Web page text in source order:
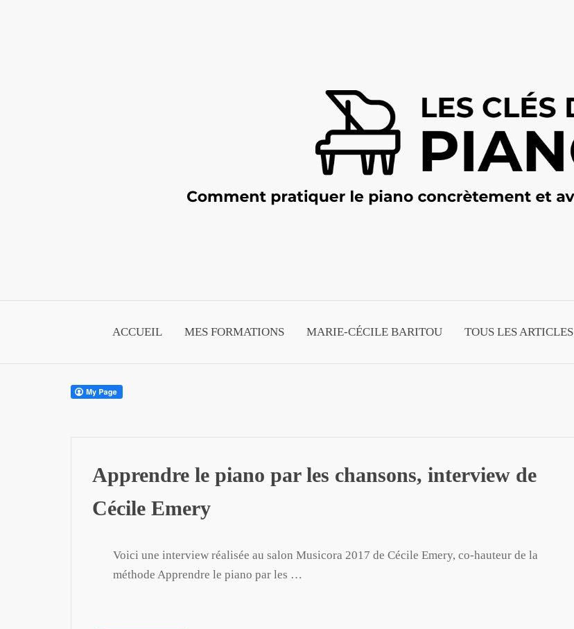
ACCUEIL MES FORMATIONS MARIE-CÉCILE BARITOU TOUS LES ARTICLES
Apprendre le piano par les chansons, interview de
Cécile Emery
Voici une interview réalisée au salon Musicora 2017 de Cécile Emery, co-hauteur de la
méthode Apprendre le piano par les …